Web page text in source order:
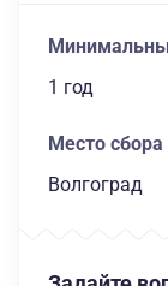
1 год
Место
Волгоград